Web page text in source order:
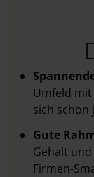
Umfeld
sich schon
Gute
Gehalt
Firmen-